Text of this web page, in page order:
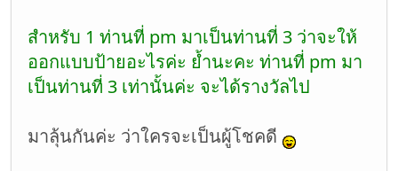
สำหรับ 1 ท่านที่ pm มาเป็นท่านที่ 3 ว่าจะให้
ออกแบบป้ายอะไรค่ะ ย้ำนะคะ ท่านที่ pm มา
เป็นท่านที่ 3 เท่านั้นค่ะ จะได้รางวัลไป
มาลุ้นกันค่ะ ว่าใครจะเป็นผู้โชคดี